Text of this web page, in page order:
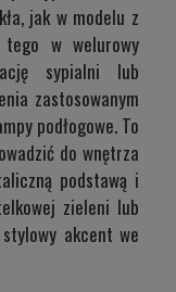
jak w modelu z
w welurowy
sypialni lub
zastosowanym
podłogowe. To
do wnętrza
podstawą i
zieleni lub
akcent we